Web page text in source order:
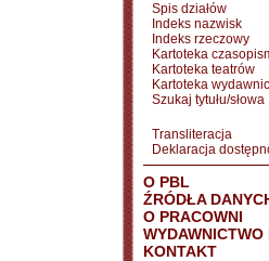
Spis działów
Indeks nazwisk
Indeks rzeczowy
Kartoteka
Kartoteka teatrów
Kartoteka
Szukaj tytułu/słowa
Transliteracja
Deklaracja
O PBL
ŹRÓDŁA
O PRACOWNI
WYDAWNICTWO
KONTAKT